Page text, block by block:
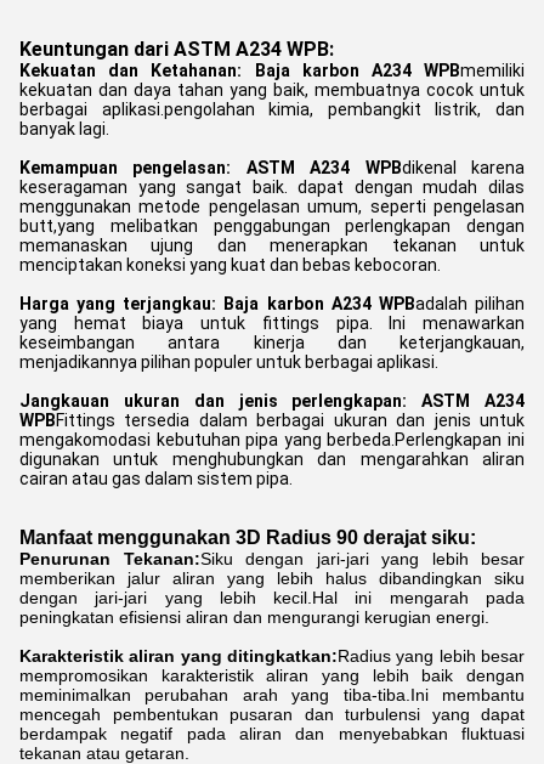
Keuntungan dari ASTM A234 WPB:
Kekuatan dan Ketahanan: Baja karbon A234 WPBmemiliki
kekuatan dan daya tahan yang baik, membuatnya cocok untuk
berbagai aplikasi.pengolahan kimia, pembangkit listrik, dan
banyak lagi.
Kemampuan pengelasan:
ASTM A234 WPBdikenal karena
keseragaman yang sangat baik. dapat dengan mudah dilas
menggunakan metode pengelasan umum, seperti pengelasan
butt,yang melibatkan penggabungan perlengkapan dengan
memanaskan ujung dan menerapkan tekanan untuk
menciptakan koneksi yang kuat dan bebas kebocoran.
Harga yang terjangkau:
Baja karbon A234 WPBadalah pilihan
yang hemat biaya untuk fittings pipa. Ini menawarkan
keseimbangan antara kinerja dan keterjangkauan,
menjadikannya pilihan populer untuk berbagai aplikasi.
Jangkauan ukuran dan jenis perlengkapan: ASTM A234
WPBFittings tersedia dalam berbagai ukuran dan jenis untuk
mengakomodasi kebutuhan pipa yang berbeda.Perlengkapan ini
digunakan untuk menghubungkan dan mengarahkan aliran
cairan atau gas dalam sistem pipa.
Manfaat menggunakan 3D Radius 90 derajat siku:
Penurunan Tekanan:Siku dengan jari-jari yang lebih besar
memberikan jalur aliran yang lebih halus dibandingkan siku
dengan jari-jari yang lebih kecil.Hal ini mengarah pada
peningkatan efisiensi aliran dan mengurangi kerugian energi.
Karakteristik aliran yang ditingkatkan:Radius yang lebih besar
mempromosikan karakteristik aliran yang lebih baik dengan
meminimalkan perubahan arah yang tiba-tiba.Ini membantu
mencegah pembentukan pusaran dan turbulensi yang dapat
berdampak negatif pada aliran dan menyebabkan fluktuasi
tekanan atau getaran.